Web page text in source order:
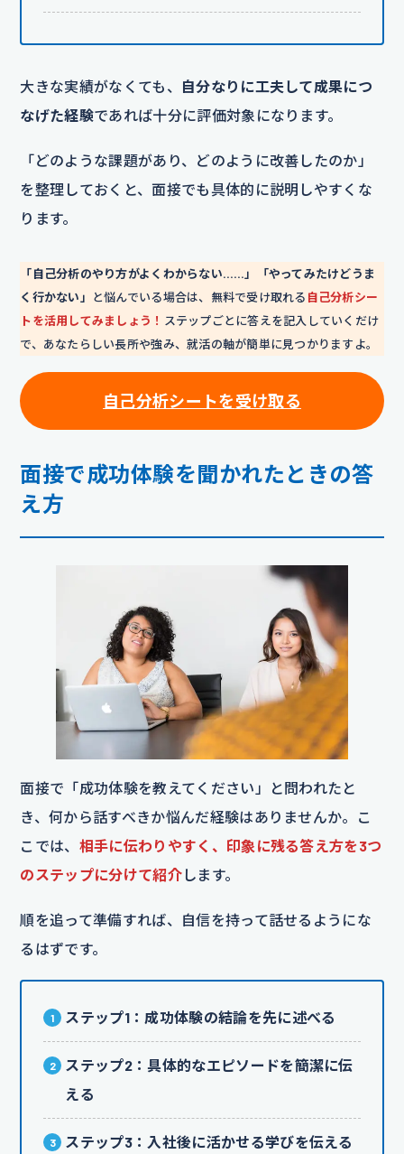
大きな実績がなくても、
自分なりに工夫して成果につ
なげた経験であれば十分に評価対象になります。
「どのような課題があり、どのように改善したのか」
を整理しておくと、面接でも具体的に説明しやすくな
ります。
「自己分析のやり方がよくわからない……」「やってみたけどうま
く行かない」
と悩んでいる場合は、無料で受け取れる 自己分析シー
トを活用してみましょう！ ステップごとに答えを記入していくだけ
で、あなたらしい長所や強み、就活の軸が簡単に見つかりますよ。
自己分析シートを受け取る
面接で成功体験を聞かれたときの答
え方
面接で「成功体験を教えてください」と問われたと
き、何から話すべきか悩んだ経験はありませんか。こ
こでは、 相手に伝わりやすく、印象に残る答え方を3つ
のステップに分けて紹介します。
順を追って準備すれば、自信を持って話せるようにな
るはずです。
ステップ1：成功体験の結論を先に述べる
ステップ2：具体的なエピソードを簡潔に伝
える
ステップ3：入社後に活かせる学びを伝える